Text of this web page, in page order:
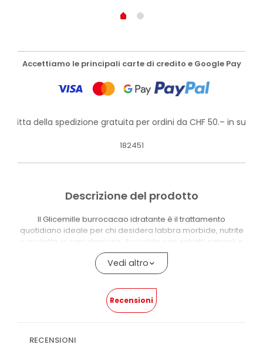
Accettiamo le principali carte di credito e Google Pay
della spedizione gratuita per ordini da CHF 50.– in su!
182451
Descrizione del prodotto
Il Glicemille burrocacao idratante è il trattamento
quotidiano ideale per chi desidera labbra morbide, nutrite
e protette in ogni stagione. Arricchito con estratti naturali e
oli emollienti, crea una barriera protettiva contro vento,
freddo e secchezza, mantenendo le labbra vellutate per
ore. Inoltre, la sua formula leggera si assorbe rapidamente
senza lasciare residui.
Come agisce questo burrocacao sulle labbra screpolate?
comfort immediato e un aspetto più sano.
Vedi altro
Recensioni
RECENSIONI